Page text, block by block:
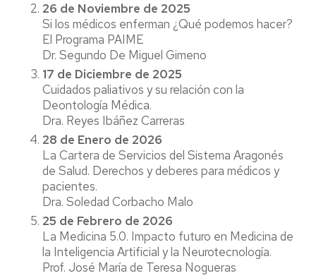
26 de Noviembre de 2025
Si los médicos enferman ¿Qué podemos hacer?
El Programa PAIME
Dr. Segundo De Miguel Gimeno
17 de Diciembre de 2025
Cuidados paliativos y su relación con la
Deontología Médica.
Dra. Reyes Ibáñez Carreras
28 de Enero de 2026
La Cartera de Servicios del Sistema Aragonés
de Salud. Derechos y deberes para médicos y
pacientes.
Dra. Soledad Corbacho Malo
25 de Febrero de 2026
La Medicina 5.0. Impacto futuro en Medicina de
la Inteligencia Artificial y la Neurotecnología.
Prof. José María de Teresa Nogueras